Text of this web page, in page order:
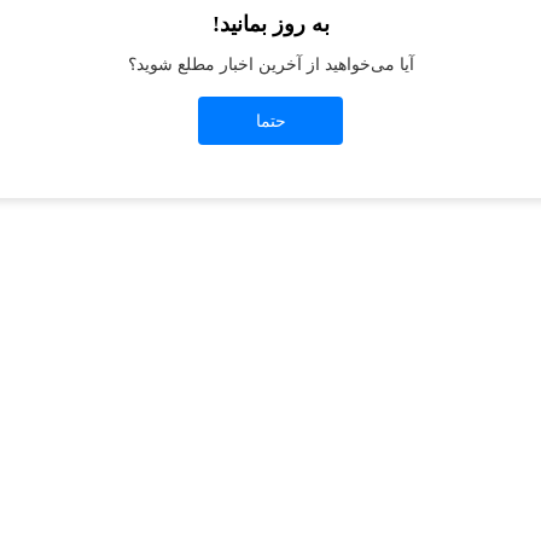
-side exception has occurred while loading jeanswest.ir(see the
به روز بمانید!
آیا می‌خواهید از آخرین اخبار مطلع شوید؟
حتما